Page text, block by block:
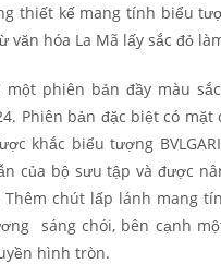
thiết kế mang tính biểu
văn hóa La Mã lấy sắc đỏ
một phiên bản đầy màu
Phiên bản đặc biệt có mặt
khắc biểu tượng
của bộ sưu tập và được
Thêm chút lấp lánh mang
sáng chói, bên cạnh
hình tròn.